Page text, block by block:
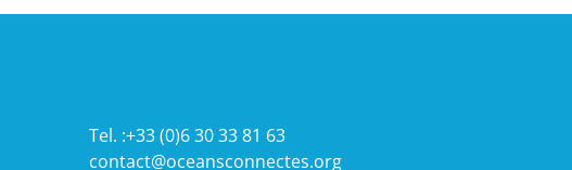
Tel. :+33 (0)6 30 33 81 63
contact@oceansconnectes.org